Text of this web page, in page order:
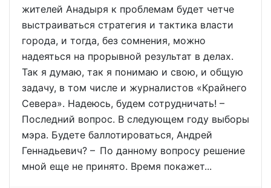
жителей Анадыря к проблемам будет четче
выстраиваться стратегия и тактика власти
города, и тогда, без сомнения, можно
надеяться на прорывной результат в делах.
Так я думаю, так я понимаю и свою, и общую
задачу, в том числе и журналистов «Крайнего
Севера». Надеюсь, будем сотрудничать! –
Последний вопрос. В следующем году выборы
мэра. Будете баллотироваться, Андрей
Геннадьевич? – По данному вопросу решение
мной еще не принято. Время покажет...